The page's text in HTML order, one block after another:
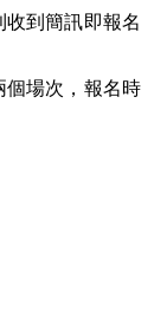
到簡訊即報名
個場次，報名時